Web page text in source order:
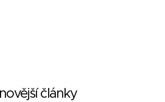
články